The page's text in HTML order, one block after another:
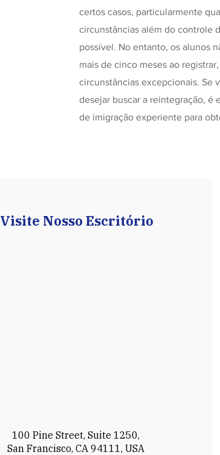
certos casos, particularmente
circunstâncias além do controle
possível. No entanto, os alunos
mais de cinco meses ao
circunstâncias excepcionais. Se
desejar buscar a reintegração, é
de imigração experiente para
Visite Nosso Escritório
100 Pine Street, Suite 1250,
San Francisco, CA 94111, USA